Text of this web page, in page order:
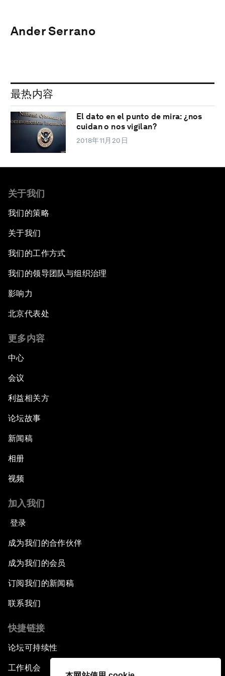
Ander Serrano
最热内容
El dato en el punto de mira: ¿nos
cuidan o nos vigilan?
2018年11月20日
关于我们
我们的策略
关于我们
我们的工作方式
我们的领导团队与组织治理
影响力
北京代表处
更多内容
中心
会议
利益相关方
论坛故事
新闻稿
相册
视频
加入我们
登录
成为我们的合作伙伴
成为我们的会员
订阅我们的新闻稿
联系我们
快捷链接
论坛可持续性
工作机会